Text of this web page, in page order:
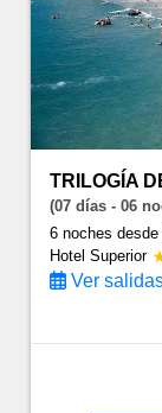
TRILOGÍA
(07 días - 06
6 noches
Hotel Superior
Ver